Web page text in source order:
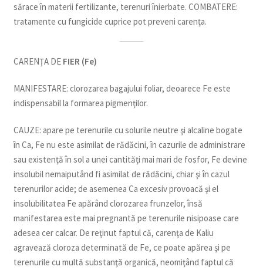
sărace în materii fertilizante, terenuri înierbate. COMBATERE:
tratamente cu fungicide cuprice pot preveni carenţa.
CARENŢA DE FIER (Fe)
MANIFESTARE: clorozarea bagajului foliar, deoarece Fe este
indispensabil la formarea pigmenţilor.
CAUZE: apare pe terenurile cu solurile neutre şi alcaline bogate
în Ca, Fe nu este asimilat de rădăcini, în cazurile de administrare
sau existenţă în sol a unei cantităţi mai mari de fosfor, Fe devine
insolubil nemaiputând fi asimilat de rădăcini, chiar şi în cazul
terenurilor acide; de asemenea Ca excesiv provoacă şi el
insolubilitatea Fe apărând clorozarea frunzelor, însă
manifestarea este mai pregnantă pe terenurile nisipoase care
adesea cer calcar. De reţinut faptul că, carenţa de Kaliu
agravează cloroza determinată de Fe, ce poate apărea şi pe
terenurile cu multă substanţă organică, neomiţând faptul că